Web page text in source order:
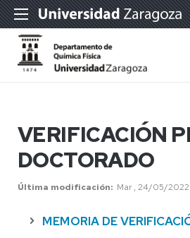
VERIFICACIÓN
DOCTORADO
Última modificación Mar , 24/05/
MEMORIA DE